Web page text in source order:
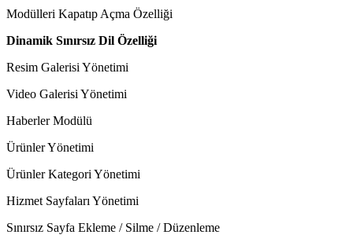
Modülleri Kapatıp Açma Özelliği
Dinamik Sınırsız Dil Özelliği
Resim Galerisi Yönetimi
Video Galerisi Yönetimi
Haberler Modülü
Ürünler Yönetimi
Ürünler Kategori Yönetimi
Hizmet Sayfaları Yönetimi
Sınırsız Sayfa Ekleme / Silme / Düzenleme